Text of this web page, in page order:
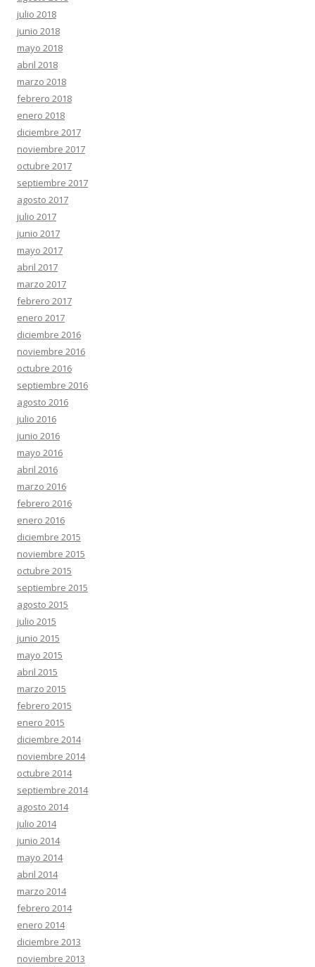
julio 2018
junio 2018
mayo 2018
abril 2018
marzo 2018
febrero 2018
enero 2018
diciembre 2017
noviembre 2017
octubre 2017
septiembre 2017
agosto 2017
julio 2017
junio 2017
mayo 2017
abril 2017
marzo 2017
febrero 2017
enero 2017
diciembre 2016
noviembre 2016
octubre 2016
septiembre 2016
agosto 2016
julio 2016
junio 2016
mayo 2016
abril 2016
marzo 2016
febrero 2016
enero 2016
diciembre 2015
noviembre 2015
octubre 2015
septiembre 2015
agosto 2015
julio 2015
junio 2015
mayo 2015
abril 2015
marzo 2015
febrero 2015
enero 2015
diciembre 2014
noviembre 2014
octubre 2014
septiembre 2014
agosto 2014
julio 2014
junio 2014
mayo 2014
abril 2014
marzo 2014
febrero 2014
enero 2014
diciembre 2013
noviembre 2013